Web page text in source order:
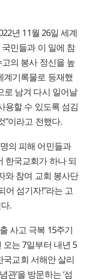
년 11월 26일 세계
민들과 이 일에 참
의 봉사 정신을 높
계기록물로 등재했
로 남겨 다시 일어날
용할 수 있도록 섬김
”이라고 전했다.
의 피해 어민들과
한국교회가 하나 되
와 참여 교회 봉사단
어 섬기자!”라는 고
.
사고 극복 15주기
는 7일부터 내년 5
국교회 서해안 살리
관’을 방문하는 ‘섬